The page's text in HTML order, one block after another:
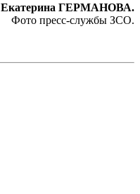
Екатерина ГЕРМАНОВА.
Фото пресс-службы ЗСО.